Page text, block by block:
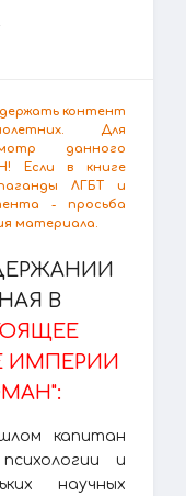
контент
Для
данного
Если в книге
ЛГБТ и
- просьба
материала.
В
ИМПЕРИИ
капитан
и
научных